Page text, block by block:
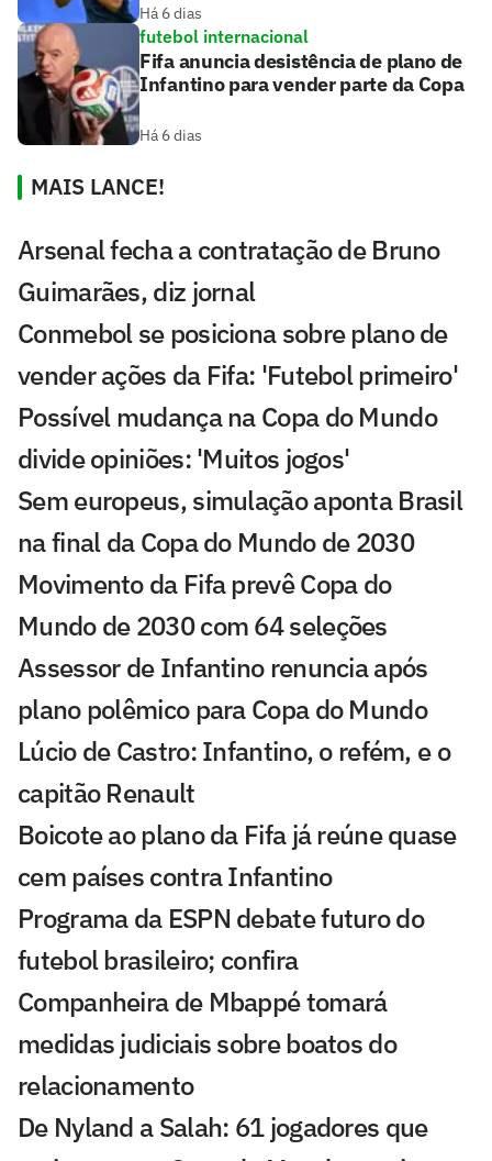
Há 6 dias
futebol internacional
Fifa anuncia desistência de plano de
Infantino para vender parte da Copa
Há 6 dias
MAIS LANCE!
Arsenal fecha a contratação de Bruno
Guimarães, diz jornal
Conmebol se posiciona sobre plano de
vender ações da Fifa: 'Futebol primeiro'
Possível mudança na Copa do Mundo
divide opiniões: 'Muitos jogos'
Sem europeus, simulação aponta Brasil
na final da Copa do Mundo de 2030
Movimento da Fifa prevê Copa do
Mundo de 2030 com 64 seleções
Assessor de Infantino renuncia após
plano polêmico para Copa do Mundo
Lúcio de Castro: Infantino, o refém, e o
capitão Renault
Boicote ao plano da Fifa já reúne quase
cem países contra Infantino
Programa da ESPN debate futuro do
futebol brasileiro; confira
Companheira de Mbappé tomará
medidas judiciais sobre boatos do
relacionamento
De Nyland a Salah: 61 jogadores que